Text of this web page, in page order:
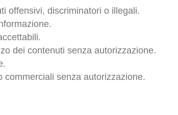
offensivi, discriminatori o illegali.
dei contenuti senza autorizzazione.
commerciali senza autorizzazione.